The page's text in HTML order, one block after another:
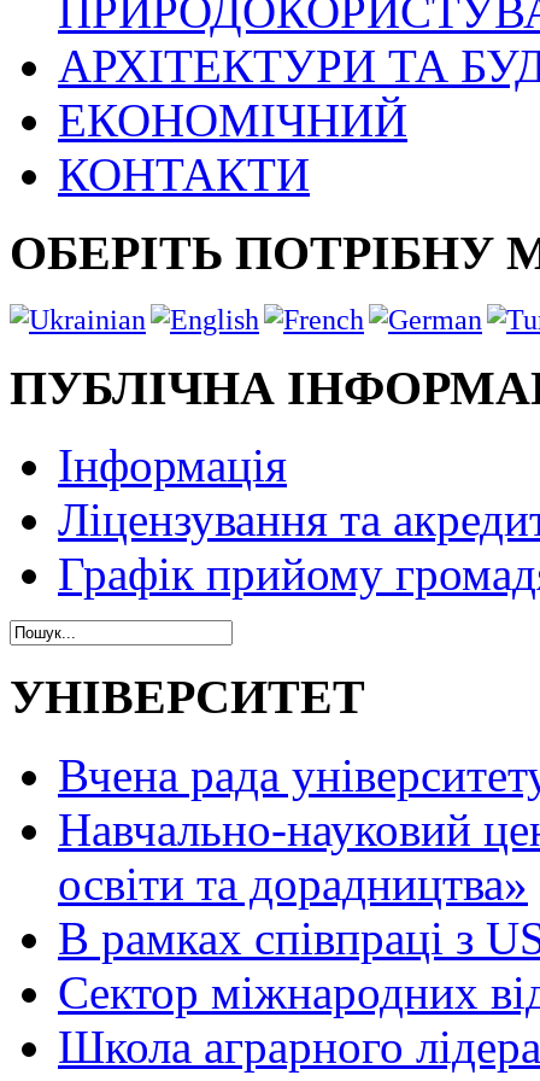
АРХІТЕКТУРИ ТА
ЕКОНОМІЧНИЙ
КОНТАКТИ
ОБЕРІТЬ ПОТРІБНУ
ПУБЛІЧНА
Інформація
Ліцензування та
Графік прийому
УНІВЕРСИТЕТ
Вчена рада
Навчально-науковий
освіти та дорадництва»
В рамках співпраці з
Сектор міжнародних
Школа аграрного лідера